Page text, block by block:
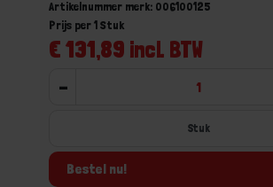
Artikelnummer merk: 006100125
€ 131,89 incl. BTW
Prijs per 1 Stuk
-
Stuk
Bestel nu!